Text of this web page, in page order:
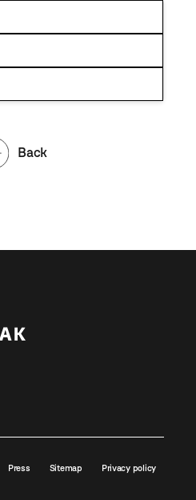
Back
Press Sitemap Privacy policy